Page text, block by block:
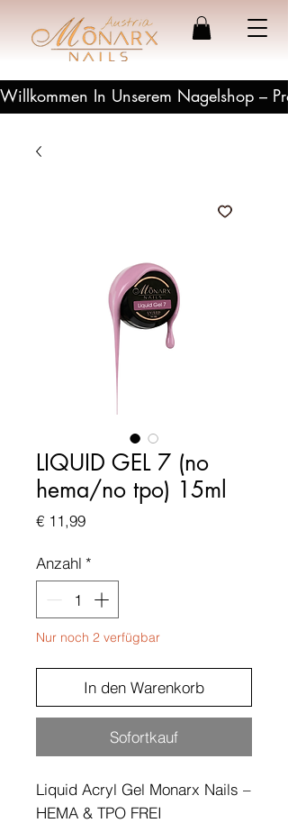
Willkommen In Unserem Nagelshop –
LIQUID GEL 7 (no
hema/no tpo) 15ml
€ 11,99Preis
Anzahl *
Nur noch 2 verfügbar
In den Warenkorb
Sofortkauf
Liquid Acryl Gel Monarx Nails –
HEMA & TPO FREI